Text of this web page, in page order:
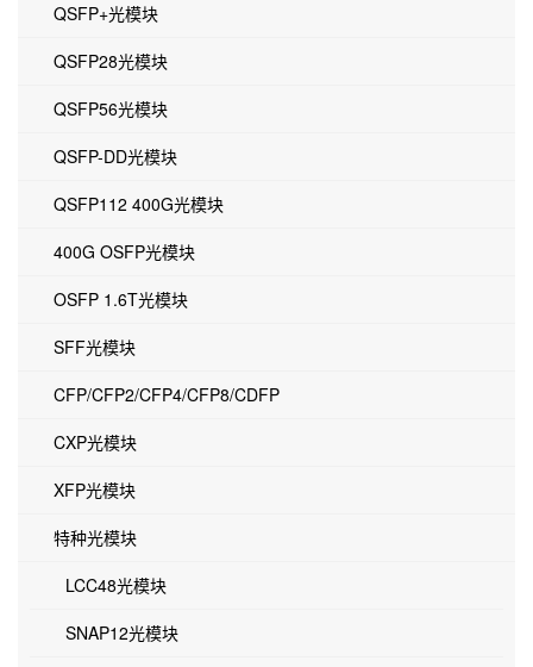
QSFP+光模块
QSFP28光模块
QSFP56光模块
QSFP-DD光模块
QSFP112 400G光模块
400G OSFP光模块
OSFP 1.6T光模块
SFF光模块
CFP/CFP2/CFP4/CFP8/CDFP
CXP光模块
XFP光模块
特种光模块
LCC48光模块
SNAP12光模块